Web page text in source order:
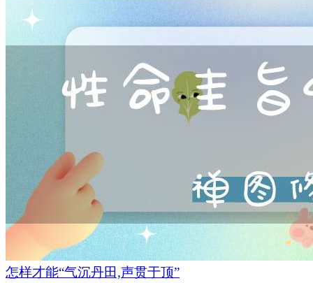
怎样才能“气沉丹田,声贯于顶”